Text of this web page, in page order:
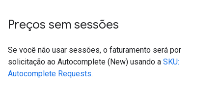
Preços sem sessões
Se você não usar sessões, o faturamento será por
solicitação ao Autocomplete (New) usando a SKU:
Autocomplete Requests.